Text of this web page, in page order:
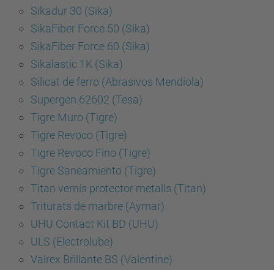
Sikadur 30 (Sika)
SikaFiber Force 50 (Sika)
SikaFiber Force 60 (Sika)
Sikalastic 1K (Sika)
Silicat de ferro (Abrasivos Mendiola)
Supergen 62602 (Tesa)
Tigre Muro (Tigre)
Tigre Revoco (Tigre)
Tigre Revoco Fino (Tigre)
Tigre Saneamiento (Tigre)
Titan vernís protector metalls (Titan)
Triturats de marbre (Aymar)
UHU Contact Kit BD (UHU)
ULS (Electrolube)
Valrex Brillante BS (Valentine)